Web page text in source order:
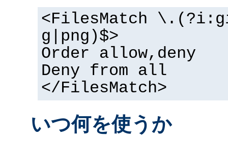
<FilesMatch
g|png)$>
Order allow,deny
Deny from all
</FilesMatch>
いつ何を使うか